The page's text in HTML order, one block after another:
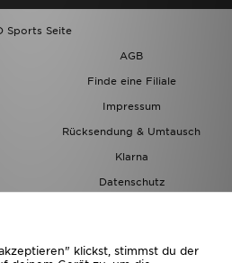
Sports Seite
AGB
Finde eine Filiale
Impressum
Rücksendung & Umtausch
Klarna
Datenschutz
klickst, stimmst du der